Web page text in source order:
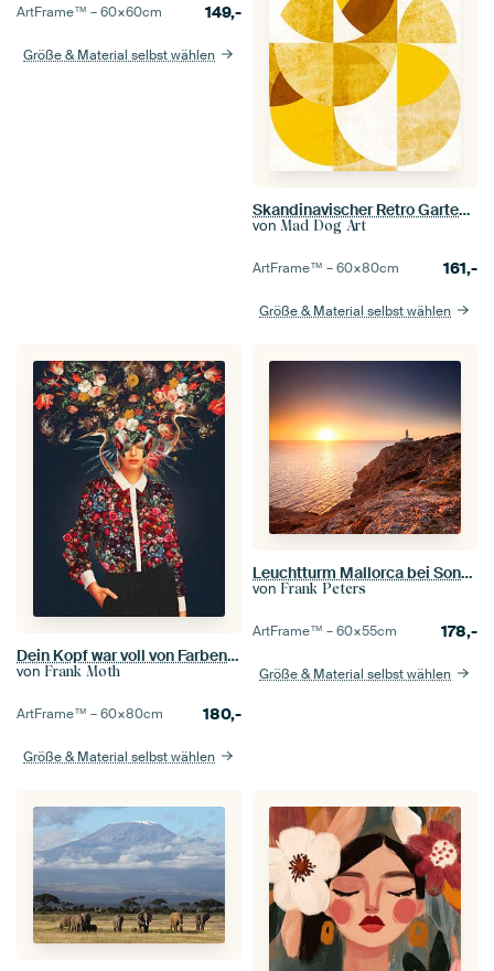
ArtFrame™ –60×60cm 149,-
Größe & Material selbst wählen
Skandinavischer Retro Garten Gold Ocker Gelb
von Mad Dog Art
ArtFrame™ –60×80cm 161,-
Größe & Material selbst wählen
Dein Kopf war voll von Farben, die keine Namen hatten
von Frank Moth
ArtFrame™ –60×80cm 180,-
Größe & Material selbst wählen
Leuchtturm Mallorca bei Sonnenaufgang
von Frank Peters
ArtFrame™ –60×55cm 178,-
Größe & Material selbst wählen